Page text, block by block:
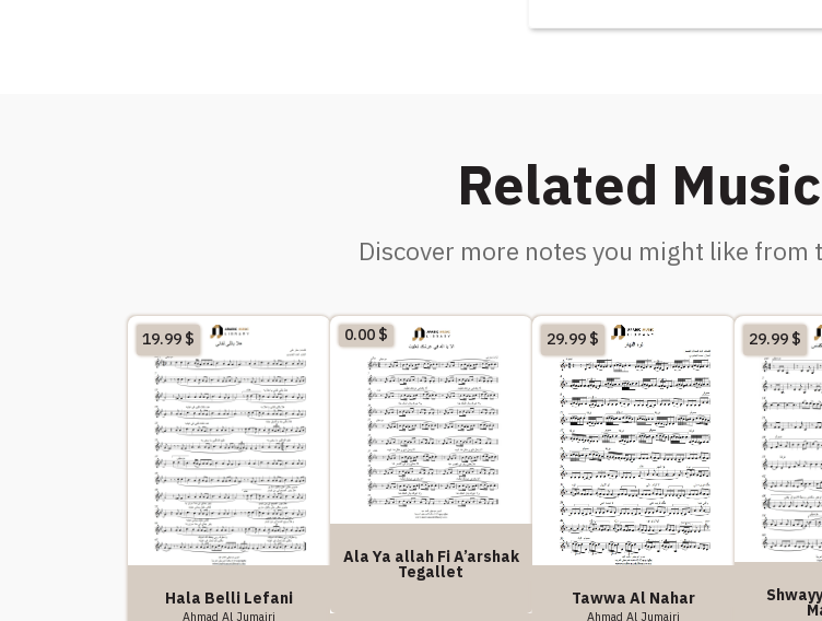
Related
Discover more notes you might like from
Hala Belli Lefani
Ahmad Al Jumairi
19.99$
Ala Ya allah Fi A’arshak
Tegallet
0.00$
Tawwa Al Nahar
Ahmad Al Jumairi
29.99$ 29.99$